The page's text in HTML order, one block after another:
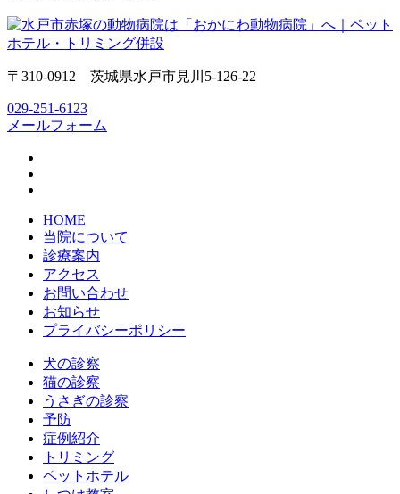
〒310-0912 茨城県水戸市見川5-126-22
029-251-6123
メールフォーム
HOME
当院について
診療案内
アクセス
お問い合わせ
お知らせ
プライバシーポリシー
犬の診察
猫の診察
うさぎの診察
予防
症例紹介
トリミング
ペットホテル